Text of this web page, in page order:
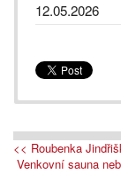
12.05.2026
<< Roubenka
Venkovní sauna